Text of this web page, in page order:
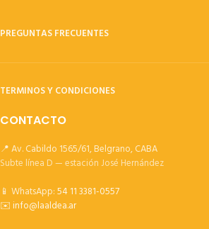
PREGUNTAS FRECUENTES
TERMINOS Y CONDICIONES
CONTACTO
📍 Av. Cabildo 1565/61, Belgrano, CABA
Subte línea D — estación José Hernández
📱 WhatsApp:54 11 3381-0557
✉️info@laaldea.ar